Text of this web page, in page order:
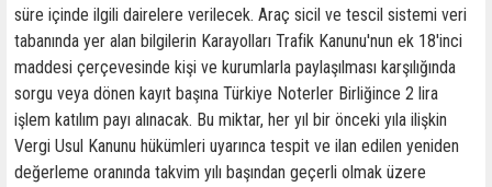
süre içinde ilgili dairelere verilecek. Araç sicil ve tescil sistemi veri
tabanında yer alan bilgilerin Karayolları Trafik Kanunu'nun ek 18'inci
maddesi çerçevesinde kişi ve kurumlarla paylaşılması karşılığında
sorgu veya dönen kayıt başına Türkiye Noterler Birliğince 2 lira
işlem katılım payı alınacak. Bu miktar, her yıl bir önceki yıla ilişkin
Vergi Usul Kanunu hükümleri uyarınca tespit ve ilan edilen yeniden
değerleme oranında takvim yılı başından geçerli olmak üzere